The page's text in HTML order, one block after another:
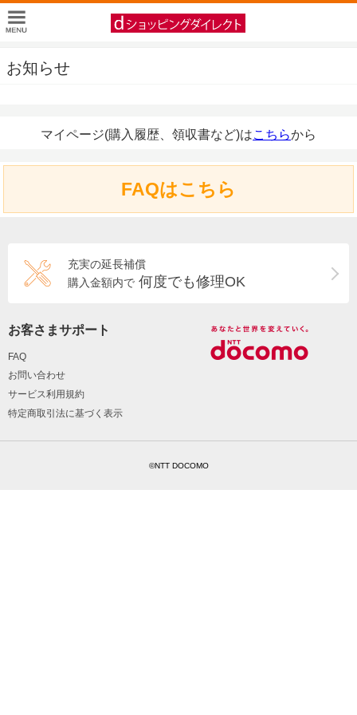
お知らせ
マイページ(購入履歴、領収書など)はこちらから
FAQはこちら
充実の延長補償
購入金額内で 何度でも修理OK
お客さまサポート
FAQ
お問い合わせ
サービス利用規約
特定商取引法に基づく表示
©NTT DOCOMO